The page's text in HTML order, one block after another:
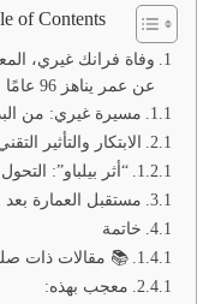
of Contents
وفاة فرانك غيري،
عن عمر يناهز 96 عامًا
مسيرة غيري: من
الابتكار والتأثير
“أثر بيلباو”:
مستقبل العمارة
خاتمة
📚 مقالات ذات
معجب بهذه: